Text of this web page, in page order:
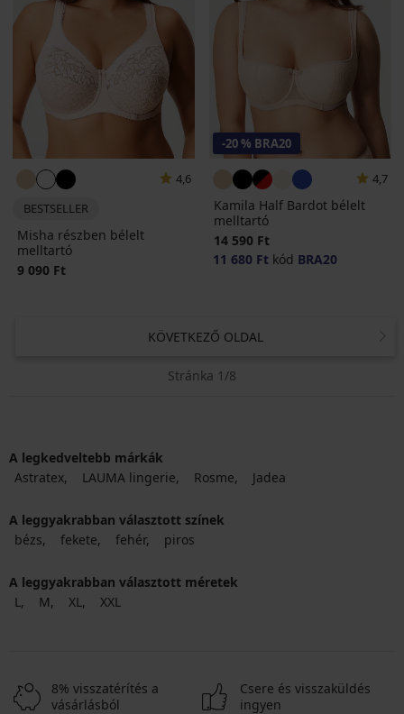
4,6
BESTSELLER
Misha részben bélelt
melltartó
9 090 Ft
-20 % BRA20
4,7
Kamila Half Bardot bélelt
melltartó
14 590 Ft
11 680 Ft kód BRA20
KÖVETKEZŐ OLDAL
Stránka 1/8
A legkedveltebb márkák
Astratex
LAUMA lingerie Rosme Jadea
A leggyakrabban választott színek
bézs
fekete fehér piros
A leggyakrabban választott méretek
L
M XL XXL
8% visszatérítés a
vásárlásból
Csere és visszaküldés
ingyen